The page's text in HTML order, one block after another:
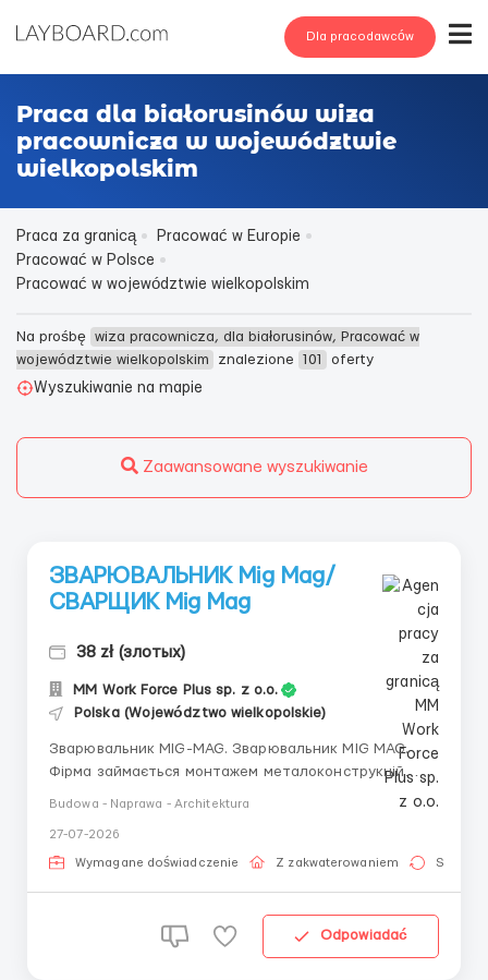
Dla pracodawców
Praca dla białorusinów wiza
pracownicza w województwie
wielkopolskim
Praca za granicą
Pracować w Europie
Pracować w Polsce
Pracować w województwie wielkopolskim
Na prośbę wiza pracownicza, dla białorusinów, Pracować w
województwie wielkopolskim
znalezione 101
oferty
Wyszukiwanie na mapie
Zaawansowane wyszukiwanie
ЗВАРЮВАЛЬНИК Mig Mag/
СВАРЩИК Mig Mag
38 zł (злотых)
MM Work Force Plus sp. z o.o.
Polska (Województwo wielkopolskie)
Зварювальник MIG-MAG. Зварювальник MIG MAG.
Фірма займається монтажем металоконструкцій
Зварювання чорного металу середньої товщини
Досвід роботи обов’язковий - Сертифікат не
обов’язковий - Розуміння польської мови Оплата:...
Budowa - Naprawa - Architektura
27-07-2026
Wymagane doświadczenie Z zakwaterowaniem Stała
Odpowiadać